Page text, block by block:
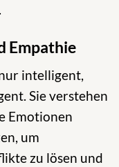
Empathie
intelligent,
Sie verstehen
Emotionen
um
zu lösen und